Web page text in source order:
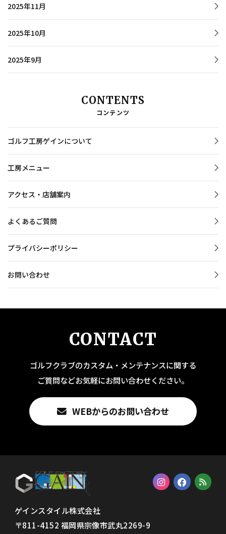
2025年11月
2025年10月
2025年9月
CONTENTS
コンテンツ
ゴルフ工房ゲインについて
工房メニュー
アクセス・店舗案内
よくあるご質問
プライバシーポリシー
お問い合わせ
CONTACT
ゴルフクラブのカスタム・メンテナンスに関する
ご質問などお気軽にお問い合わせください。
WEBからのお問い合わせ
ゲインスタイル株式会社
〒811-4152 福岡県宗像市武丸2269-9